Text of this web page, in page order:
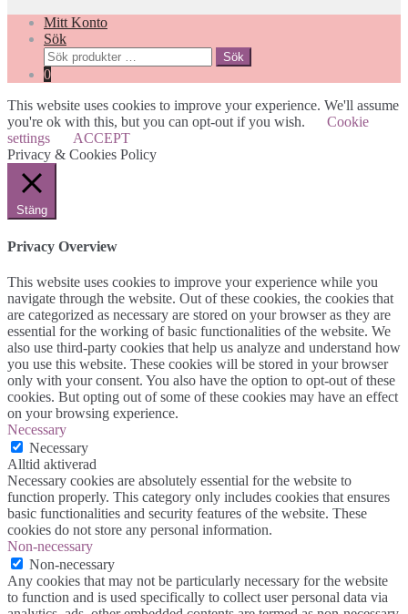
Mitt Konto
Sök
Sök
efter:
Sök
0
This website uses cookies to improve your experience. We'll assume
you're ok with this, but you can opt-out if you wish.
Cookie
settings
ACCEPT
Privacy & Cookies Policy
Stäng
Privacy Overview
This website uses cookies to improve your experience while you
navigate through the website. Out of these cookies, the cookies that
are categorized as necessary are stored on your browser as they are
essential for the working of basic functionalities of the website. We
also use third-party cookies that help us analyze and understand how
you use this website. These cookies will be stored in your browser
only with your consent. You also have the option to opt-out of these
cookies. But opting out of some of these cookies may have an effect
on your browsing experience.
Necessary
Necessary
Alltid aktiverad
Necessary cookies are absolutely essential for the website to
function properly. This category only includes cookies that ensures
basic functionalities and security features of the website. These
cookies do not store any personal information.
Non-necessary
Non-necessary
Any cookies that may not be particularly necessary for the website
to function and is used specifically to collect user personal data via